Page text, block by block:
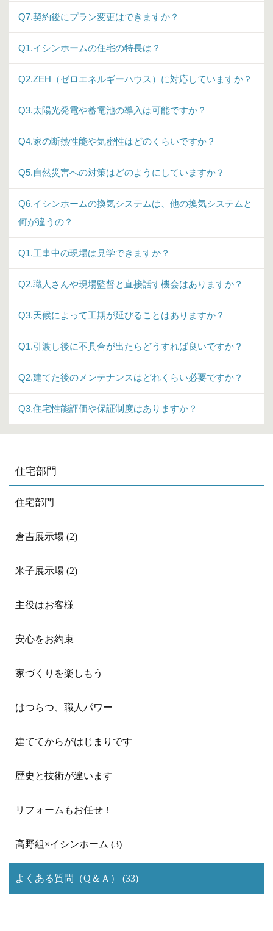
Q7.契約後にプラン変更はできますか？
Q1.イシンホームの住宅の特長は？
Q2.ZEH（ゼロエネルギーハウス）に対応していますか？
Q3.太陽光発電や蓄電池の導入は可能ですか？
Q4.家の断熱性能や気密性はどのくらいですか？
Q5.自然災害への対策はどのようにしていますか？
Q6.イシンホームの換気システムは、他の換気システムと
何が違うの？
Q1.工事中の現場は見学できますか？
Q2.職人さんや現場監督と直接話す機会はありますか？
Q3.天候によって工期が延びることはありますか？
Q1.引渡し後に不具合が出たらどうすれば良いですか？
Q2.建てた後のメンテナンスはどれくらい必要ですか？
Q3.住宅性能評価や保証制度はありますか？
住宅部門
住宅部門
倉吉展示場 (2)
米子展示場 (2)
主役はお客様
安心をお約束
家づくりを楽しもう
はつらつ、職人パワー
建ててからがはじまりです
歴史と技術が違います
リフォームもお任せ！
高野組×イシンホーム (3)
よくある質問（Q＆Ａ） (33)